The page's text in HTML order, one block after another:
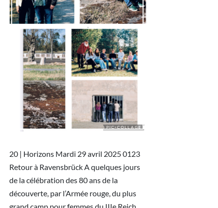
20 | Horizons Mardi 29 avril 2025 0123 Retour à Ravensbrück A quelques jours de la célébration des 80 ans de la découverte, par l’Armée rouge, du plus grand camp pour femmes du IIIe Reich, des descendants de déportées françaises ont effectué un voyage mémoriel sur les traces de leurs mères, tantes ou grands-mères Fürstenberg (Allemagne) - envoyée spéciale Le rendez-vous a été donné à 5 h 45, vendredi 11 avril, à l’aéroport d’Orly. Le vol easyJet de 8 h 40 qui doit rejoindre Berlin est en retard. Ils sont une quarantaine à s’être inscrits pour ce voyage en Alle- magne, à l’initiative de la Société des familles et amis des anciennes déportées et internées de la Résistance (Sfaadir). Pour les 80 ans de la découverte du camp par l’Armée rouge, le 30 avril 1945, ils tenaient à faire ce « pèleri- nage » mémoriel à Ravensbrück, le plus grand camp pour femmes du IIIe Reich, où ont été déportées 8 000 Françaises dont, pour eux, une mère, une grand-mère, une tante. « Nous voulions le camp pour nous », explique la présidente de l’association, Anne Cordier, qui a préféré un voyage « plus in- time », loin de la foule attendue du 1er au 4 mai pour la commémoration officielle. L’atmosphère est enjouée mais électrique, habitée par des sentiments mêlés, une émo- tion contenue. C’est la septième fois qu’Anne Cordier, 73 ans, se rend à Ravensbrück, où sa mère, la résistante Sylvie Girard, a été dépor- tée en 1944. Ce n’est jamais anodin. Une an- née, elle a eu une extinction de voix pendant toute la durée du séjour. Une autre, elle ne pouvait plus marcher. « Cette fois, ça va…, se persuade-t-elle. Quand il fait beau, là-bas, il y a une énergie particulière. Et puis, la survie, la libération, c’est le thème du voyage. » C’est la première fois qu’aucune ancienne déportée ne les accompagne. L’une des der- nières survivantes, Jacqueline Fleury, 101 ans, projetait de venir, en dépit de ses difficultés à marcher et de sa vue déclinante. Mais quand sa fille, Bernadette, trésorière de la Sfaadir, lui a dit qu’elle ferait la visite en fauteuil roulant, l’ancienne résistante, silhouette menue, re- gard d’acier, s’est insurgée : « Ça, pas ques- tion ! » Elle n’est pas là, mais quinze de ses des- cendants, dont sept arrière-petits-enfants, de 10 ans à 17 ans, sont du voyage. « Je tenais à y aller avec mes enfants tant que ma grand- mère est encore là », explique Anne Fleury, 48 ans, qui reconnaît que ce passé est « lourd » pour toute la famille. Elle est soulagée de faire cette démarche au sein d’un groupe : « Nous ne sommes pas seuls à nous emparer de son histoire, nous la portons tous ensemble. » A Berlin, un bus les attend pour les conduire à Fürstenberg, à 80 kilomètres. Sous un ciel gris, il traverse le Land de Brandebourg, où le parti d’extrême droite, Alternative pour l’Alle- magne (AfD), a obtenu près de 30 % des voix aux élections régionales de septembre 2024. « Avec le passé que nous avons, jamais je n’aurais cru cela possible », commente la guide, au micro. Les enfants de déportés non plus, eux qui voient la génération de la guerre s’ef- facer et le tragique de l’histoire revenir, dans un triste chassé-croisé. Le bus dépasse une usine Tesla, propriété du milliardaire Elon Musk, qui s’est fait remarquer en janvier par un vrai-faux salut nazi. Le soutien apporté à l’AfD par ce proche de Donald Trump, qui en a profité pour relativiser le passé, fait frémir Bernard et Viviane Cauchetier. Né cinq ans après la guerre, Bernard est le neveu de Magdeleine Bouteloupt. Scandali- sée par les lois antijuives de 1942, la jeune éducatrice voit un enfant dont elle s’occupe, à Paris, disparaître du jour au lendemain avec sa famille. Elle intègre le réseau Comète, où elle était chargée de convoyer les aviateurs al- liés de Paris à Bordeaux. Un infiltré dénonce le réseau. Elle meurt sept jours après son re- tour de Ravensbrück, à 33 ans, à la veille de la capitulation allemande. Les parents de Ber- nard Cauchetier sont allés la chercher à l’Hô- tel Lutetia, à Paris, où revenaient les déportés. En la voyant amaigrie et épuisée, ils ont eu du mal à la reconnaître. Avant de mourir, la ré- sistante a dit à sa famille : « Si c’était à refaire, je le referais. » A sa petite sœur, elle a glissé : « Il faudra que tu me réapprennes à rire. » Installés en Picardie, Bernard et son épouse, Viviane, petite-fille et fille d’ouvriers immigrés italiens ayant connu le fascisme, s’inquiètent de voir des membres de leurs fa- milles séduits par le discours du Rassemble- ment national. « Il faudra parler de ce que nous avons vu à Ravensbrück, dire que tout peut recommencer, insiste Viviane Cauche- tier. Nous avons un rôle à jouer. » Sombres et monotones, les pins défilent par la vitre. Les conversations engagées à l’aé- roport se poursuivent. Plusieurs descendants de déportés écrivent des livres pour que ces vies engagées ne soient pas oubliées. Héloïse de Menthière, 43 ans, fait des recherches sur sa grand-tante Marie-Louise Cloarec, aide- opératrice radio du corps féminin des trans- missions (les « Merlinettes »), parachutée en France depuis Londres dans la nuit du 5 au 6 avril 1944, arrêtée le 27 avril et déportée. Réservoir de main-d’œuvre Anne-Charlotte et Marie-Pierre Jeancard, une avocate et une historienne, suivent les traces de leur tante Denyse Clairouin, poétesse et traductrice, à l’origine de la première agence littéraire à Paris, dans les années 1930. Ayant rejoint Mithridate, un réseau franco-britanni- que de renseignement militaire, cette céliba- taire charismatique est arrêtée en 1943, dé- portée elle aussi. Aucune des deux ne ren- trera. Marie-Louise Cloarec est fusillée à Ra- vensbrück le 18 janvier 1945. Denyse Clairouin meurt d’épuisement le 12 mars 1945, après avoir été transférée à Mauthausen (Autriche). Le bus a quitté l’autoroute. A la sortie, aucune mention de Ravensbrück. Le camp de femmes reste méconnu. La Sfaadir, qui se bat contre cette « invisibilisation », a fait de nom- breuses démarches, restées vaines, pour que ce lieu de mémoire soit indiqué sur la route qui relie Berlin et le nord de l’Allemagne. La petite ville de Fürstenberg est déserte. Avec ses maisons colorées, son château et ses for- tifications médiévales, elle est comme sortie d’un conte. Le camp se trouve à dix minutes à peine, de l’autre côté du lac Schwedtsee. Il ne reste rien du portail d’entrée, monu- mental, qui ouvrait sur un complexe de 9 000 mètres carrés, entouré de hautes mu- railles et de miradors. Le groupe s’installe pour la nuit dans les anciens blocs d’héberge- ment des gardiennes, transformés en auberge de jeunesse. Un peu plus loin, à l’orée de la forêt, des maisons individuelles en bois, aux volets pastel, étaient réservées aux fa- milles des officiers SS. En défaisant leurs vali- ses, beaucoup pensent, glacés, au film du réa- lisateur britannique Jonathan Glazer, La Zone d’intérêt (2023), sur la famille du comman- dant d’Auschwitz, Rudolf Höss, installée dans un pavillon paisible, contre le mur du camp. Samedi 12 avril, au matin, Thomas Kunz, un guide allemand, attend le groupe devant l’an- cien siège de la direction SS, la Kommandan- tur. Entre 1939 et 1945, quelque 123 000 fem- mes de toute l’Europe ont été retenues à Ra- vensbrück : déportées politiques et résistan- tes (en vertu du décret Nacht und Nebel, « nuit et brouillard »), juives, Tziganes, Té- moins de Jéhovah et d’autres personnes ju- gées indésirables par le régime nazi. Parmi les Françaises, l’ethnologue Germaine Tillion, la nièce du général de Gaulle, Geneviève de Gaulle-Anthonioz, la sœur de Simone Veil, Denise Vernay, ou la communiste Marie- Claude Vaillant-Couturier, y sont passées, le camp ne cessant de s’étendre. « A la fin, le plus grand chaos régnait », résume Thomas Kunz, qui porte à l’épaule un sac arc-en-ciel, tache de couleur incongrue dans ce paysage si sombre. Les baraques des déportées ont été rasées par les Russes, qui ont transformé le camp en caserne, après l’avoir libéré, le 30 avril 1945. Mais les anciennes laveries sont restées. Les grands hangars où étaient installées des usi- nes de textile aussi. Ravensbrück était avant tout un camp de travail. Heinrich Himmler tenait à ce gigantesque réservoir de main-d’œuvre, à la disposition de l’industrie allemande. L’entreprise Siemens avait installé vingt halles de production à proximité du camp. Anne-Charlotte Jeancard demande au guide où se trouve la place d’appel. Dans un poème, L’Appel, sa tante Denyse Clairouin dé- crit le « ciel noir » et la « terre noire », les « visa- ges de chiens errants » des déportées : « Se sou- vient-on encore d’elles,/ Celles qui paient ar- gent comptant/Pour que la vie soit libre et belle/Et que la France ait un printemps ? » Le guide conduit le groupe vers une espla- nade immense et triste, l’Appelplatz, où les dé- tenues, réveillées à 3 h 30, étaient comptées, sans pouvoir bouger, affrontant les tempéra- tures brûlantes ou glaciales de cette « petite Sibérie ». Epuisées, elles se soutenaient discrè- tement pour ne pas être repérées par les gar- diennes et leurs chiens. Lors des « sélections », les blessées, les plus âgées, ou celles considé- rées comme trop faibles pour travailler, étaient isolées, puis éliminées. Dans son livre Ravensbrück (La Baconnière, 1946), Germaine Tillion décrit la mise en rang par cinq, avec in- jures et coups, l’attente debout devant les bâ- timents sombres, « le défilé de fantômes hâ- ves, déguenillés, squelettiques » et « l’odeur de tombeau qui les suivait ». « Cela permettait tout de suite de savoir que (…) tout était fini, que de cet abîme on ne ressortait pas. » A l’entrée du camp ont été conservées les fondations du Revier, l’infirmerie. Un mou- roir où les SS tuaient les prisonnières par in- jection. Plus loin, le bunker, où certaines étaient mises à l’isolement, bastonnées, ou servaient de cobayes aux expériences médica- les du sinistre professeur Karl Gebhardt. Dans La Traversée de la nuit (Seuil, 1998), Geneviève Quelque 123 000 femmes ont été retenues dans